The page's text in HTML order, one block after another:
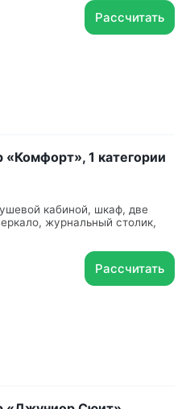
Рассчитать
1 категории
кабиной, шкаф, две
журнальный столик,
Рассчитать